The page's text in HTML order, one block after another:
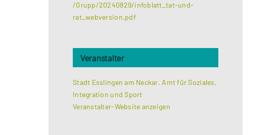
/Grupp/20240829/infoblatt_tat-und-
rat_webversion.pdf
Veranstalter
Stadt Esslingen am Neckar. Amt für Soziales,
Integration und Sport
Veranstalter-Website anzeigen